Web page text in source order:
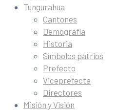
Tungurahua
Cantones
Demografía
Historia
Símbolos patrios
Prefecto
Viceprefecta
Directores
Misión y Visión